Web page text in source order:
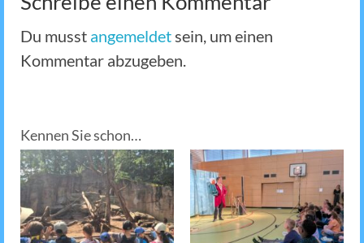
Du musst angemeldetsein, um einen
Kommentar abzugeben.
Kennen Sie schon…